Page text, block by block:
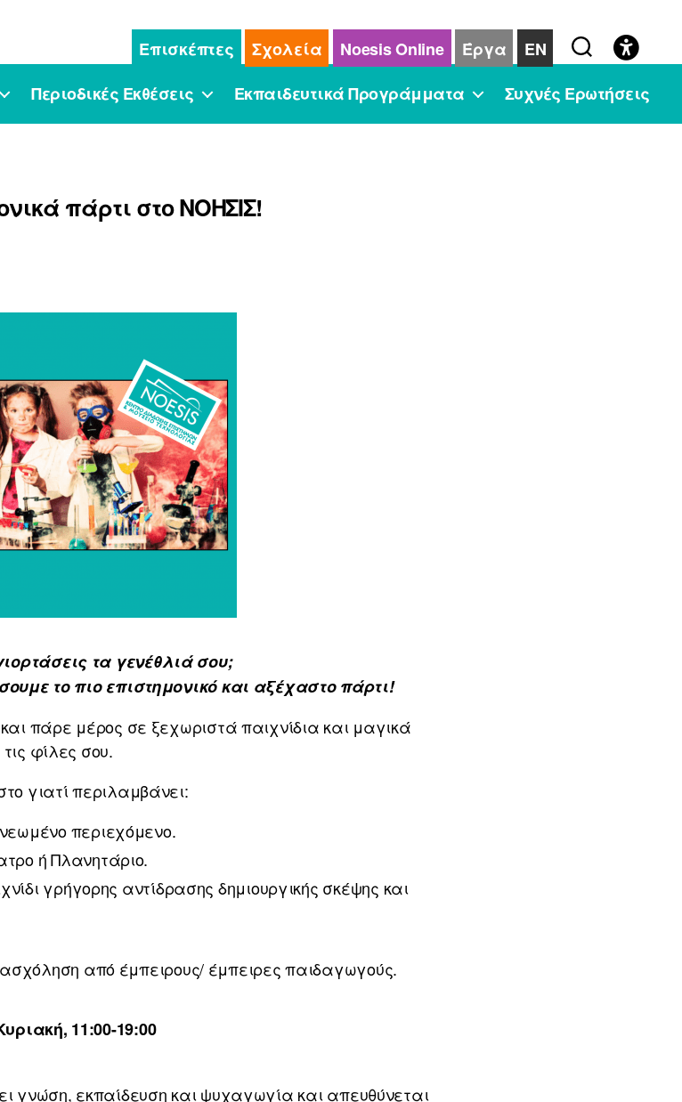
Επισκέπτες Σχολεία Noesis Online Έργα
EN
Περιοδικές Εκθέσεις Εκπαιδευτικά Προγράμματα Συχνές Ερωτήσεις
πάρτι στο ΝΟΗΣΙΣ!
τα γενέθλιά σου;
το πιο επιστημονικό και αξέχαστο πάρτι!
πάρε μέρος σε ξεχωριστά παιχνίδια και μαγικά
φίλες σου.
γιατί περιλαμβάνει:
περιεχόμενο.
ή Πλανητάριο.
γρήγορης αντίδρασης δημιουργικής σκέψης και
από έμπειρους/ έμπειρες παιδαγωγούς.
11:00-19:00
γνώση, εκπαίδευση και ψυχαγωγία και απευθύνεται